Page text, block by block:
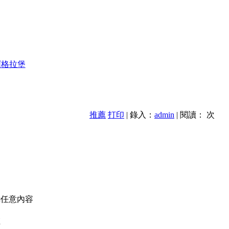
拉堡
推薦 打印 | 錄入： admin | 閱讀：
次
意內容